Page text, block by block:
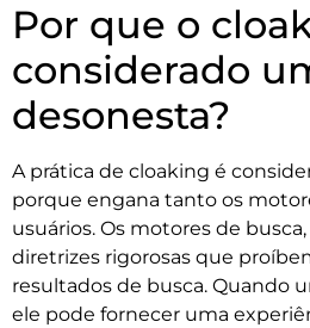
Por que o
considerado
desonesta?
A prática de cloaking é
porque engana tanto os
usuários. Os motores de
diretrizes rigorosas que
resultados de busca. Quando
ele pode fornecer uma